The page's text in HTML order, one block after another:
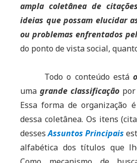
ampla coletânea de
ideias que possam elucidar
ou problemas enfrentados
do ponto de vista social,
Todo o conteúdo está
uma grande classificação
Essa forma de organização
dessa coletânea. Os itens
dessesAssuntos Principais
alfabética dos títulos que